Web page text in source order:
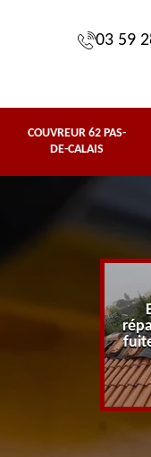
03 59
COUVREUR 62 PAS-
DE-CALAIS